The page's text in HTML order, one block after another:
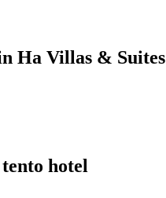
Ha Villas & Suites
hotel